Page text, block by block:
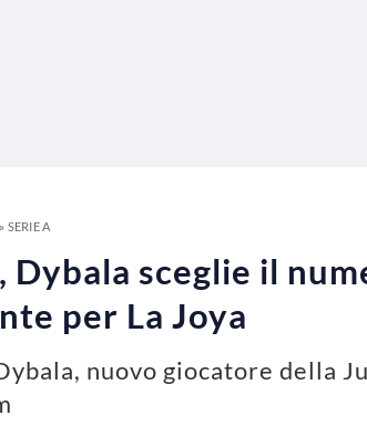
SERIE A
Dybala sceglie il
per La Joya
nuovo giocatore della